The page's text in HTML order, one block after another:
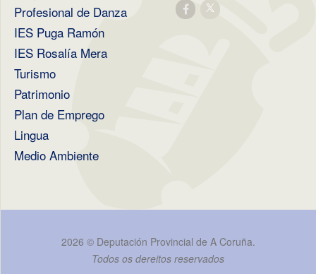
Profesional de Danza
IES Puga Ramón
IES Rosalía Mera
Turismo
Patrimonio
Plan de Emprego
Lingua
Medio Ambiente
2026 © Deputación Provincial de A Coruña.
Todos os dereitos reservados